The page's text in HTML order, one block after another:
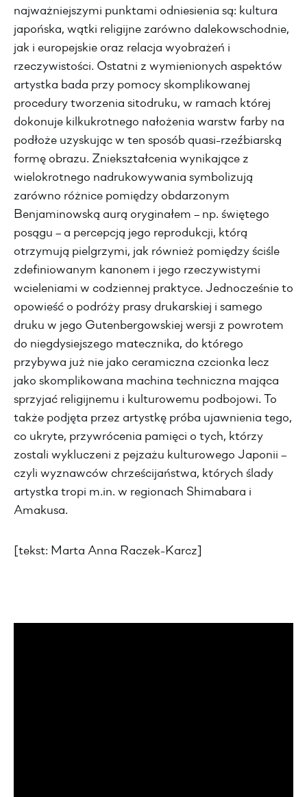
najważniejszymi punktami odniesienia są: kultura
japońska, wątki religijne zarówno dalekowschodnie,
jak i europejskie oraz relacja wyobrażeń i
rzeczywistości. Ostatni z wymienionych aspektów
artystka bada przy pomocy skomplikowanej
procedury tworzenia sitodruku, w ramach której
dokonuje kilkukrotnego nałożenia warstw farby na
podłoże uzyskując w ten sposób quasi-rzeźbiarską
formę obrazu. Zniekształcenia wynikające z
wielokrotnego nadrukowywania symbolizują
zarówno różnice pomiędzy obdarzonym
Benjaminowską aurą oryginałem – np. świętego
posągu – a percepcją jego reprodukcji, którą
otrzymują pielgrzymi, jak również pomiędzy ściśle
zdefiniowanym kanonem i jego rzeczywistymi
wcieleniami w codziennej praktyce. Jednocześnie to
opowieść o podróży prasy drukarskiej i samego
druku w jego Gutenbergowskiej wersji z powrotem
do niegdysiejszego matecznika, do którego
przybywa już nie jako ceramiczna czcionka lecz
jako skomplikowana machina techniczna mająca
sprzyjać religijnemu i kulturowemu podbojowi. To
także podjęta przez artystkę próba ujawnienia tego,
co ukryte, przywrócenia pamięci o tych, którzy
zostali wykluczeni z pejzażu kulturowego Japonii –
czyli wyznawców chrześcijaństwa, których ślady
artystka tropi m.in. w regionach Shimabara i
Amakusa.
[tekst: Marta Anna Raczek-Karcz]